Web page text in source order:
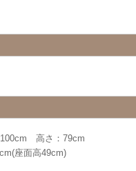
高さ：79cm
座面高49cm)